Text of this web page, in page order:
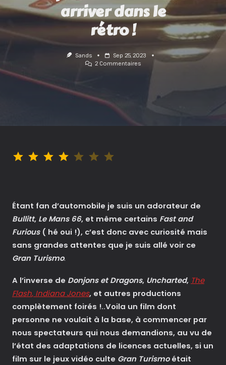
arriver dans le
rétro !
Sands
Sep 25, 2023
2 CommentairesSur
⭐⭐ ⭐⭐
Étant fan d’automobile je suis un adorateur de
Bullitt, Le Mans 66, et même certains Fast and
Furious( hé oui !), c’est donc avec curiosité mais
sans grandes attentes que je suis allé voir ce
Gran Turismo.
A l’inverse de Donjons et Dragons, Uncharted, The
Flash, Indiana Jones, et autres productions
complètement foirés !..Voila un film dont
personne ne voulait à la base, à commencer par
nous spectateurs qui nous demandions, au vu de
l’état des adaptations de licences actuelles, si un
film sur le jeux vidéo culte Gran Turismoétait